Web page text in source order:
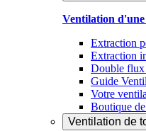
Ventilation d'une
Extraction
Extraction
Double flux
Guide
Votre
Boutique
Ventilation de